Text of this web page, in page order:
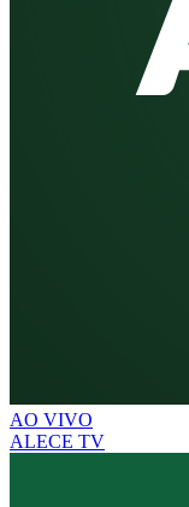
AO VIVO
ALECE TV